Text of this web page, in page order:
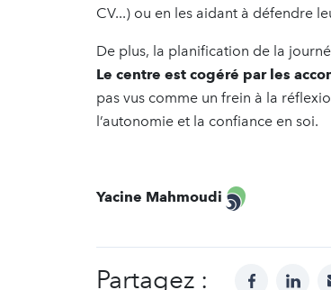
CV...) ou en les aidant à défendre
De plus, la planification de la
Le centre est cogéré par les
pas vus comme un frein à la
l’autonomie et la confiance en soi.
Yacine Mahmoudi
Partagez : facebook